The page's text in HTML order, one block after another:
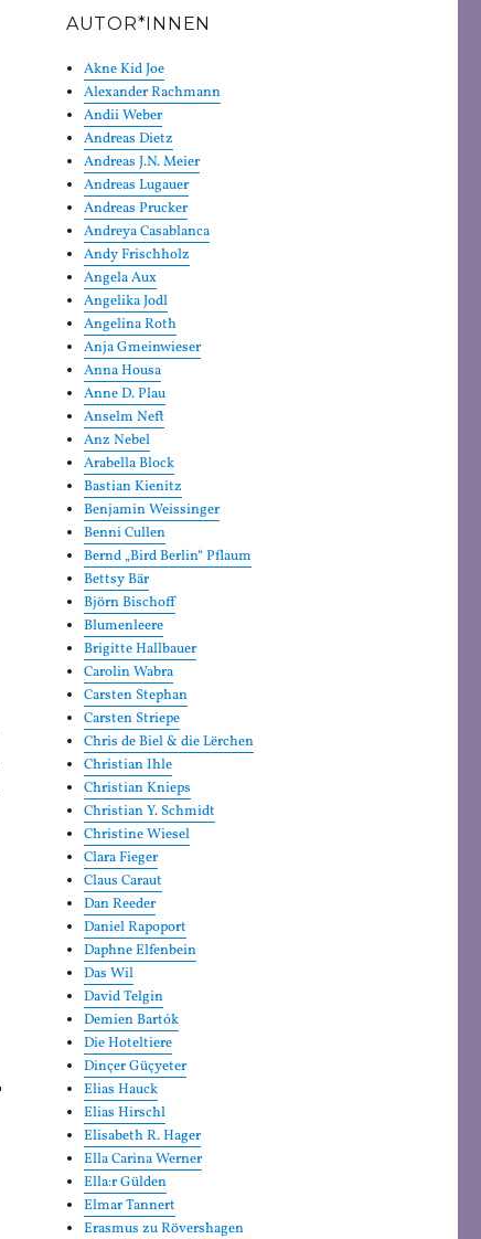
AUTOR*INNEN
Akne Kid Joe
Alexander Rachmann
Andii Weber
Andreas Dietz
Andreas J.N. Meier
Andreas Lugauer
Andreas Prucker
Andreya Casablanca
Andy Frischholz
Angela Aux
Angelika Jodl
Angelina Roth
Anja Gmeinwieser
Anna Housa
Anne D. Plau
Anselm Neft
Anz Nebel
Arabella Block
Bastian Kienitz
Benjamin Weissinger
Benni Cullen
Bernd „Bird Berlin“ Pflaum
Bettsy Bär
Björn Bischoff
Blumenleere
Brigitte Hallbauer
Carolin Wabra
Carsten Stephan
Carsten Striepe
Chris de Biel & die Lërchen
Christian Ihle
Christian Knieps
Christian Y. Schmidt
Christine Wiesel
Clara Fieger
Claus Caraut
Dan Reeder
Daniel Rapoport
Daphne Elfenbein
Das Wil
David Telgin
Demien Bartók
Die Hoteltiere
Dinçer Güçyeter
Elias Hauck
Elias Hirschl
Elisabeth R. Hager
Ella Carina Werner
Ella:r Gülden
Elmar Tannert
Erasmus zu Rövershagen